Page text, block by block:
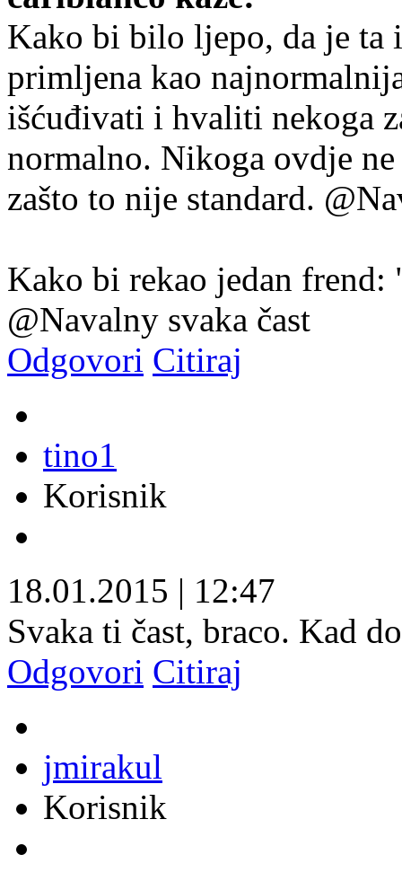
Kako bi bilo ljepo, da je ta
primljena kao
išćuđivati i hvaliti nekoga
normalno. Nikoga ovdje
zašto to nije standard.
Kako bi rekao jedan
@Navalny svaka čast
Odgovori Citiraj
tino1
Korisnik
18.01.2015 | 12:47
Svaka ti čast, braco. Kad
Odgovori Citiraj
jmirakul
Korisnik